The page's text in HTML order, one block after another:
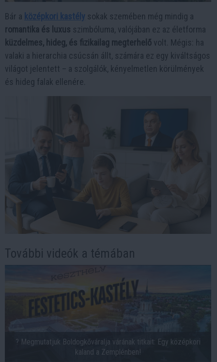
Bár a középkori kastély sokak szemében még mindig a
romantika és luxus szimbóluma, valójában ez az életforma
küzdelmes, hideg, és fizikailag megterhelő volt. Mégis: ha
valaki a hierarchia csúcsán állt, számára ez egy kiváltságos
világot jelentett – a szolgálók, kényelmetlen körülmények
és hideg falak ellenére.
További videók a témában
? Megmutatjuk Boldogkőváralja várának titkait: Egy középkori
kaland a Zemplénben!